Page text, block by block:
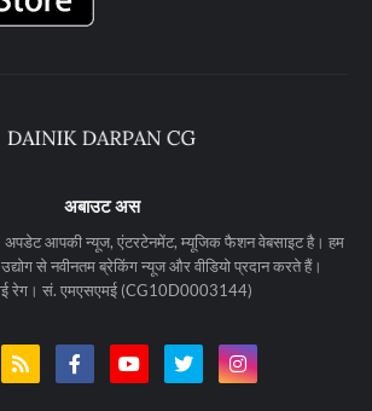
अबाउट अस
आपकी न्यूज, एंटरटेनमेंट, म्यूजिक फैशन वेबसाइट है। हम
से नवीनतम ब्रेकिंग न्यूज और वीडियो प्रदान करते हैं।
रेग। सं. एमएसएमई (CG10D0003144)